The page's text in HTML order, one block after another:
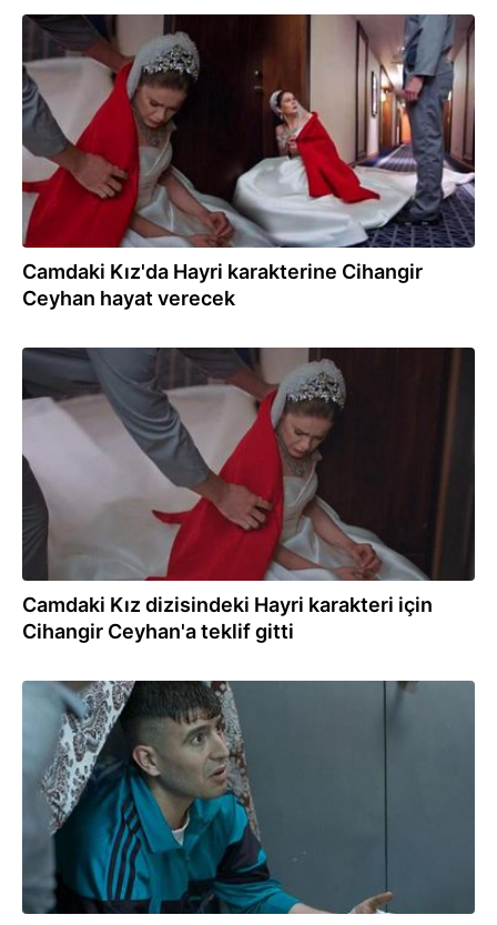
22.09.2021
Camdaki Kız'da Hayri karakterine Cihangir
Ceyhan hayat verecek
Camdaki Kız dizisindeki Hayri karakteri için
Cihangir Ceyhan'a teklif gitti
11.02.2021